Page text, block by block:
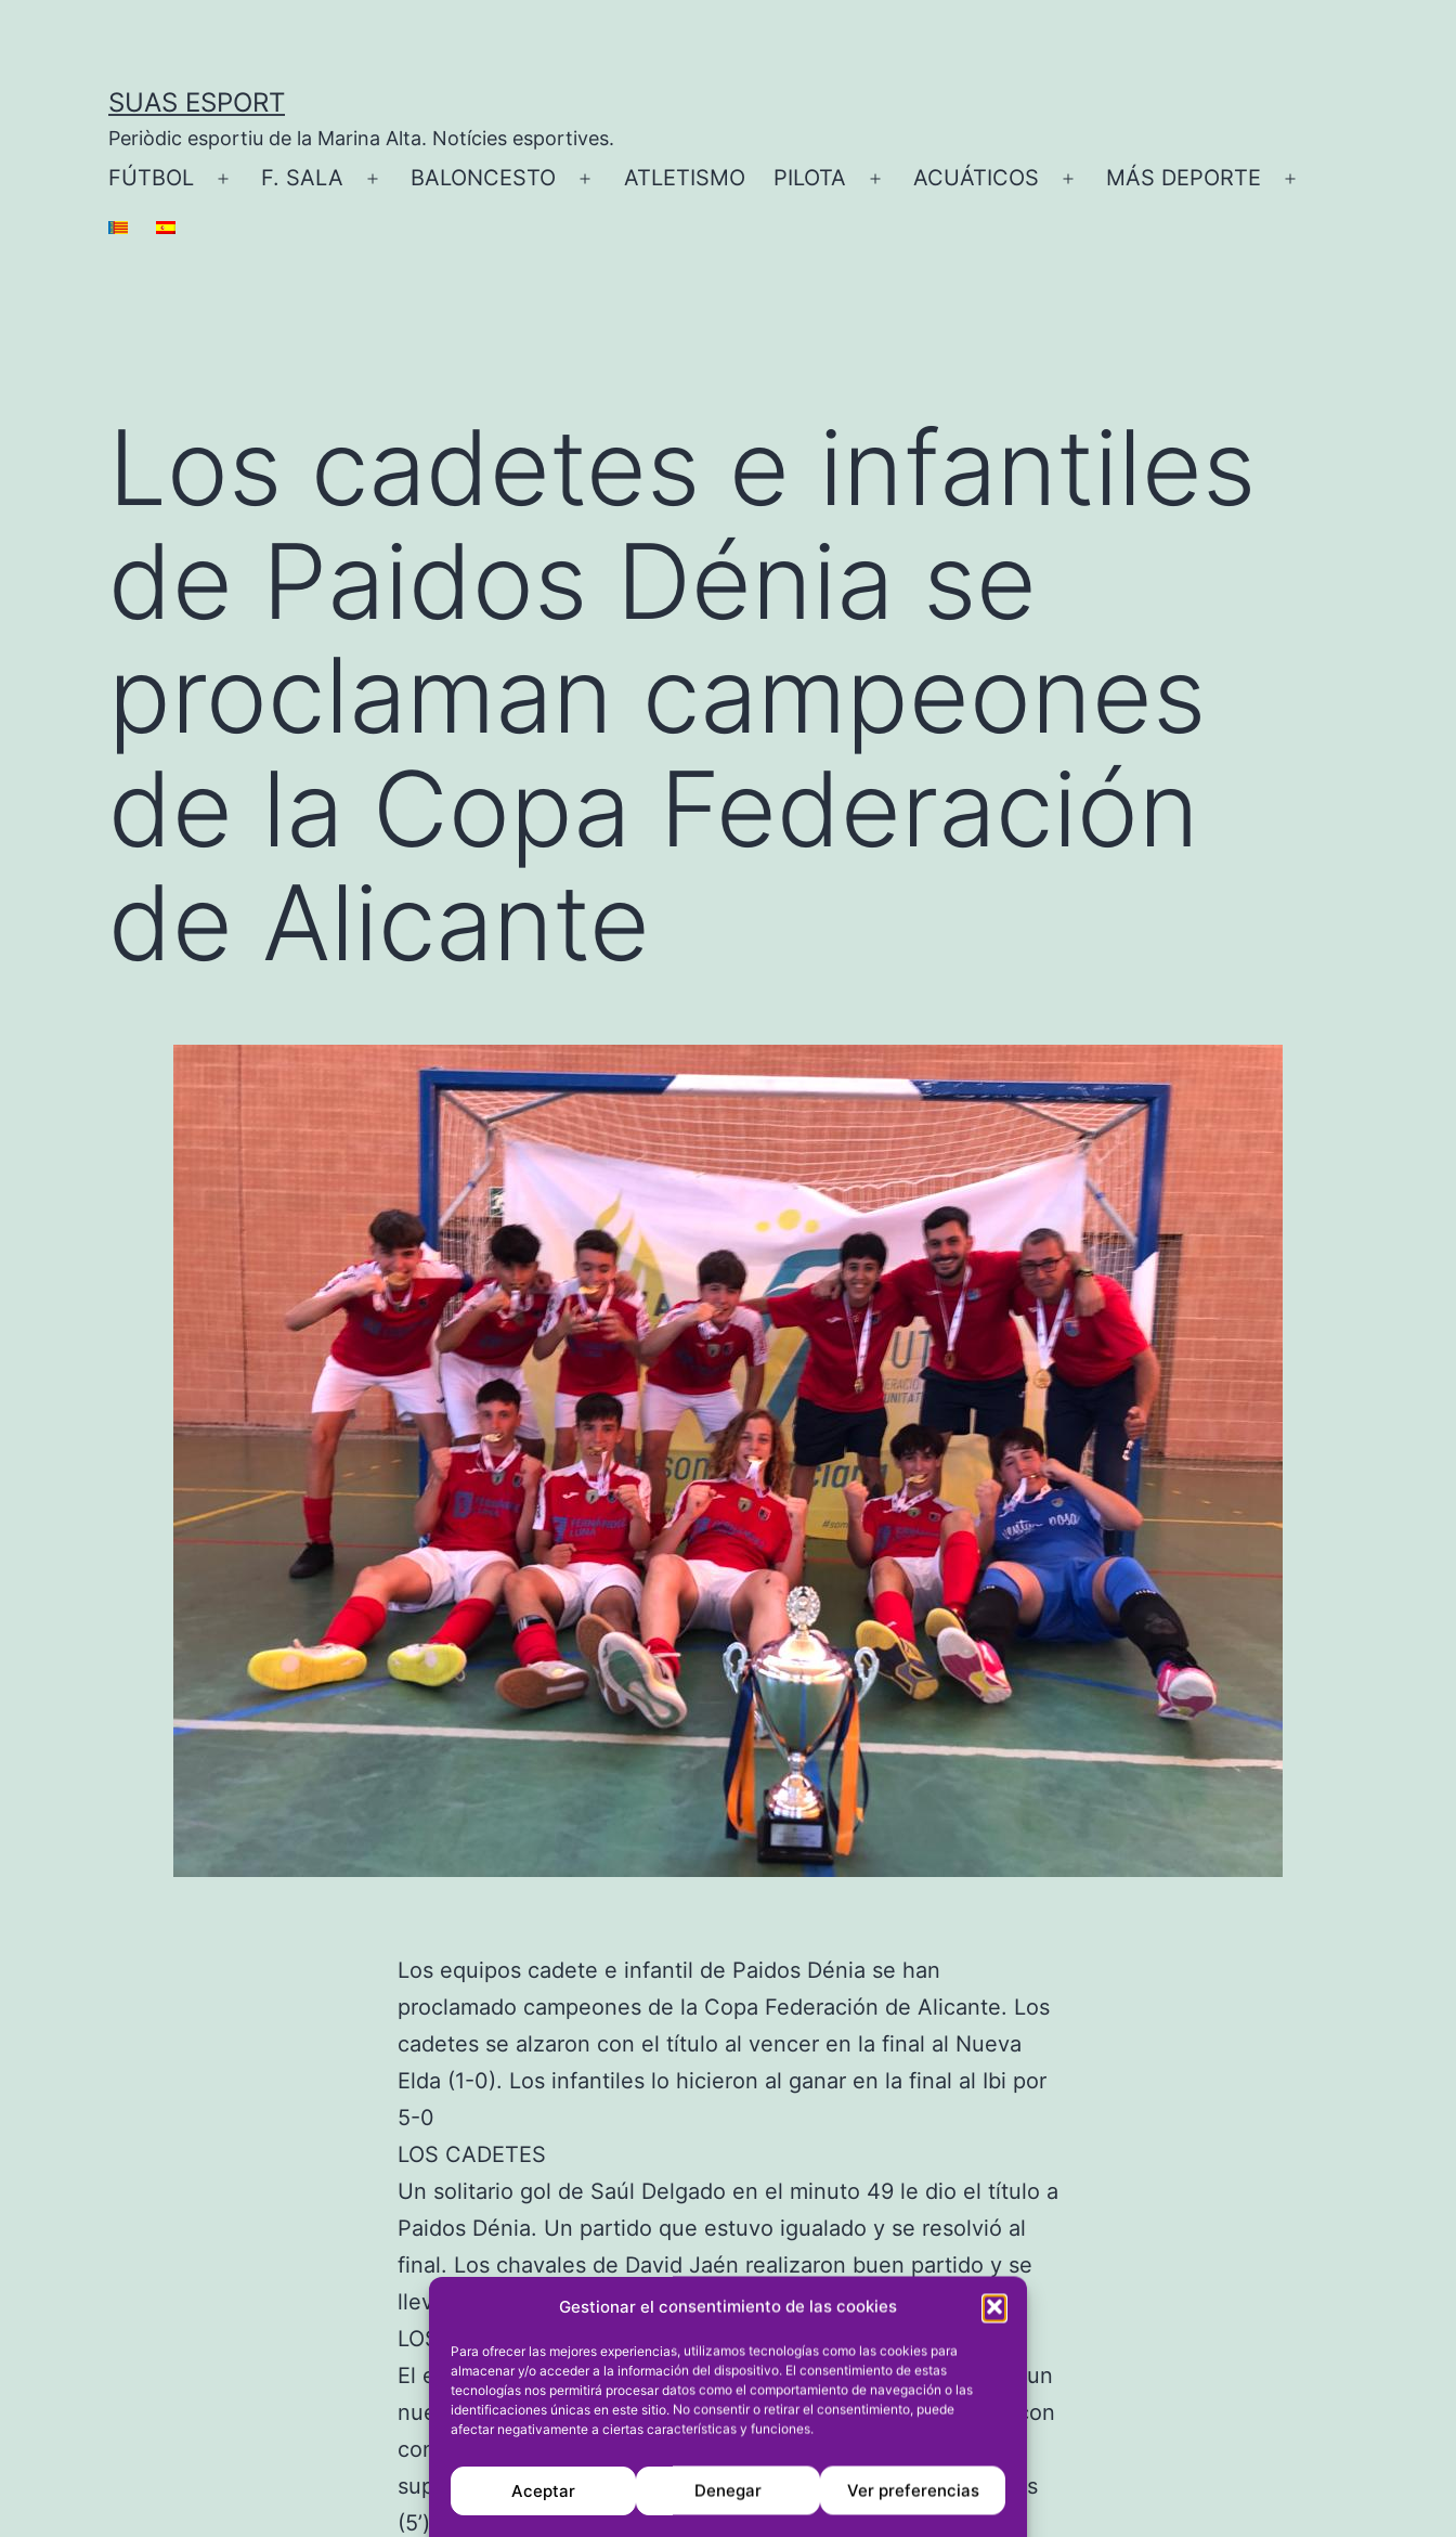
Gestionar el consentimiento de las cookies
Para ofrecer las mejores experiencias, utilizamos tecnologías como las cookies para
almacenar y/o acceder a la información del dispositivo. El consentimiento de estas
tecnologías nos permitirá procesar datos como el comportamiento de navegación o las
identificaciones únicas en este sitio. No consentir o retirar el consentimiento, puede
afectar negativamente a ciertas características y funciones.
Aceptar Denegar Ver preferencias
SUAS ESPORT
Periòdic esportiu de la Marina Alta. Notícies esportives.
FÚTBOL
Abrir
F. SALA
Abrir
BALONCESTO
Abrir
ATLETISMO PILOTA
Abrir
ACUÁTICOS
Abrir
MÁS DEPORTE
Los cadetes e infantiles
de Paidos Dénia se
proclaman campeones
de la Copa Federación
de Alicante
Los equipos cadete e infantil de Paidos Dénia se han
proclamado campeones de la Copa Federación de Alicante. Los
cadetes se alzaron con el título al vencer en la final al Nueva
Elda (1-0). Los infantiles lo hicieron al ganar en la final al Ibi por
5-0
LOS CADETES
Un solitario gol de Saúl Delgado en el minuto 49 le dio el título a
Paidos Dénia. Un partido que estuvo igualado y se resolvió al
final. Los chavales de David Jaén realizaron buen partido y se
llevaron un merecido triunfo.
LOS INFANTILES
El equipo que entrena Nata Grimalt finaliza la temporada con un
nuevo título, el de la Copa Federación de Alicante. Ganaron con
contundencia al Ibi por 5-0 en un duelo en el que fueron
superiores a su rival. Los goles los marcaron Cayetano Iglesias
(5’), Ian Poveda (8’, 30’ y 35’) y Maxim (48’).